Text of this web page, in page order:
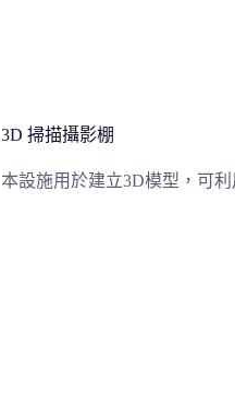
3D 掃描攝影棚
本設施用於建立3D模型，可